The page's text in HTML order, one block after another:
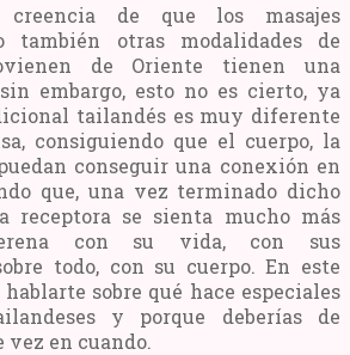
de que los masajes
también otras modalidades de
de Oriente tienen una
embargo, esto no es cierto, ya
tailandés es muy diferente
consiguiendo que el cuerpo, la
conseguir una conexión en
que, una vez terminado dicho
receptora se sienta mucho más
con su vida, con sus
todo, con su cuerpo. En este
sobre qué hace especiales
y porque deberías de
en cuando.